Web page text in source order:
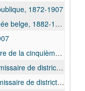
1872-1907
1882-1906
Internationale Africaine, 1884-1885
- juill. 1889) et commandant de l'avant-garde de l'expédition vers l'embouchure de l'Aruwimi (oct. 1888 - juill. 1889), 1886-1889
de recrutement en Afrique du Sud (oct. 1889 - nov. 1889), 1889